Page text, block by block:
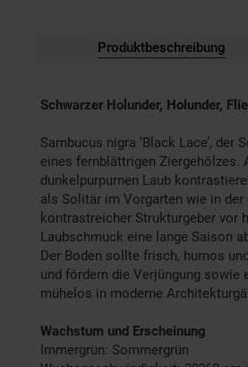
Produktbeschreibung
Schwarzer Holunder, Holunder,
Sambucus nigra ‘Black Lace’,
eines fernblättrigen Ziergehölzes.
dunkelpurpurnen Laub
als Solitär im Vorgarten wie in
kontrastreicher Strukturgeber vor
Laubschmuck eine lange Saison
Der Boden sollte frisch, humos
und fördern die Verjüngung sowie
mühelos in moderne
Wachstum und Erscheinung
Immergrün: Sommergrün